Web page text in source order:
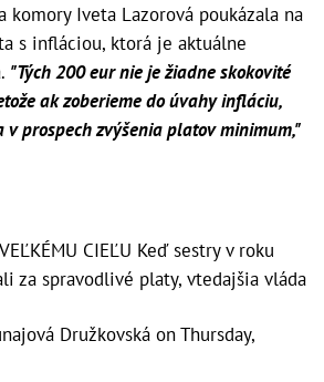
komory Iveta Lazorová poukázala na
s infláciou, ktorá je aktuálne
"Tých 200 eur nie je žiadne skokovité
ak zoberieme do úvahy infláciu,
v prospech zvýšenia platov minimum,"
CIEĽU Keď sestry v roku
za spravodlivé platy, vtedajšia vláda
Družkovská onThursday,